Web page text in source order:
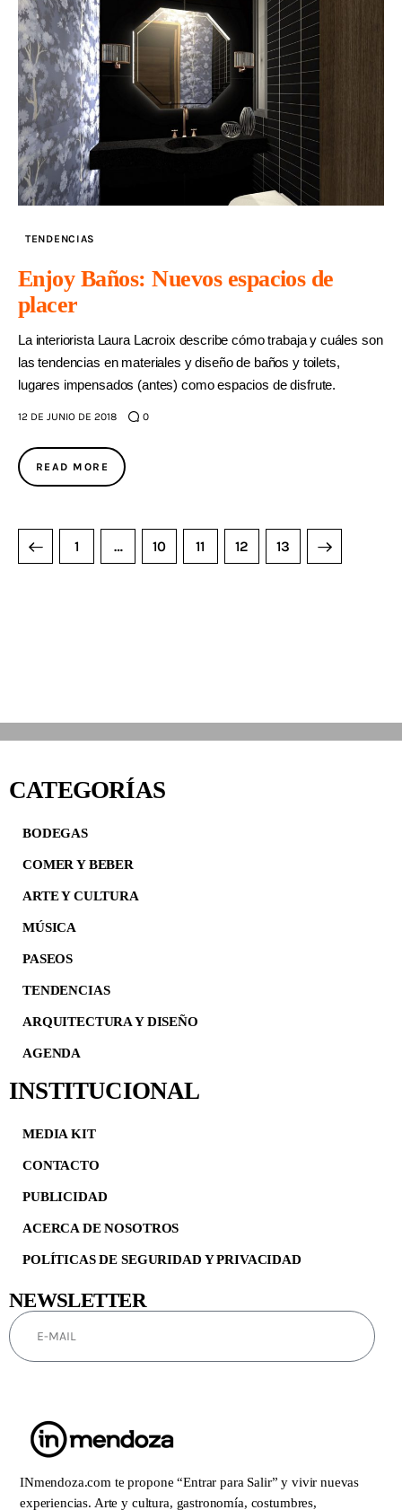
TENDENCIAS
Enjoy Baños: Nuevos espacios de
placer
La interiorista Laura Lacroix describe cómo trabaja y cuáles son
las tendencias en materiales y diseño de baños y toilets,
lugares impensados (antes) como espacios de disfrute.
12 DE JUNIO DE 2018 0
READ MORE
1 … 10 11 12 13
>
CATEGORÍAS
BODEGAS
COMER Y BEBER
ARTE Y CULTURA
MÚSICA
PASEOS
TENDENCIAS
ARQUITECTURA Y DISEÑO
AGENDA
INSTITUCIONAL
MEDIA KIT
CONTACTO
PUBLICIDAD
ACERCA DE NOSOTROS
POLÍTICAS DE SEGURIDAD Y PRIVACIDAD
NEWSLETTER
INmendoza.com te propone “Entrar para Salir” y vivir nuevas
experiencias. Arte y cultura, gastronomía, costumbres,